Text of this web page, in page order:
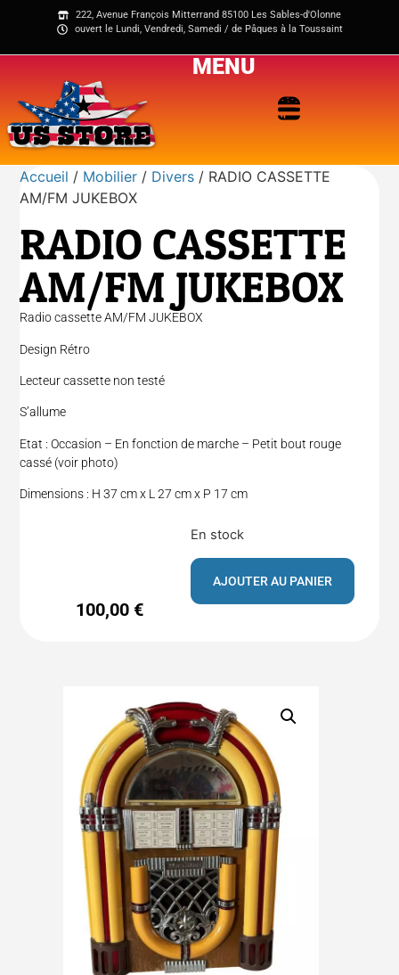
222, Avenue François Mitterrand 85100 Les Sables-d'Olonne
ouvert le Lundi, Vendredi, Samedi / de Pâques à la Toussaint
MENU
Accueil / Mobilier / Divers / RADIO CASSETTE
AM/FM JUKEBOX
RADIO CASSETTE
AM/FM JUKEBOX
Radio cassette AM/FM JUKEBOX
Design Rétro
Lecteur cassette non testé
S’allume
Etat : Occasion – En fonction de marche – Petit bout rouge
cassé (voir photo)
Dimensions : H 37 cm x L 27 cm x P 17 cm
100,00€
En stock
AJOUTER AU PANIER